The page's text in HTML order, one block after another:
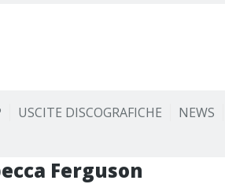
USCITE DISCOGRAFICHE NEWS
Ferguson